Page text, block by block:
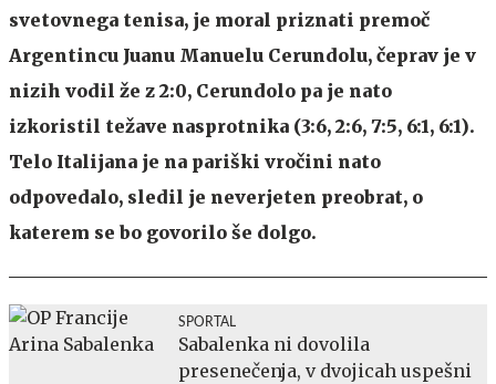
svetovnega tenisa, je moral priznati premoč
Argentincu Juanu Manuelu Cerundolu, čeprav je v
nizih vodil že z 2:0, Cerundolo pa je nato
izkoristil težave nasprotnika (3:6, 2:6, 7:5, 6:1, 6:1).
Telo Italijana je na pariški vročini nato
odpovedalo, sledil je neverjeten preobrat, o
katerem se bo govorilo še dolgo.
SPORTAL
Sabalenka ni dovolila
presenečenja, v dvojicah uspešni